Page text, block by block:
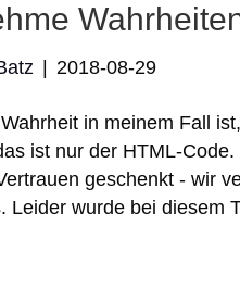
2018-08-29
in meinem Fall
ist nur der HTML-
geschenkt - wir
Leider wurde bei diesem